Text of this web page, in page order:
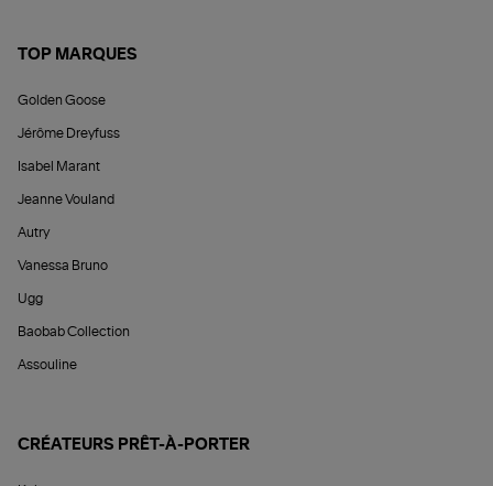
TOP MARQUES
Golden Goose
Jérôme Dreyfuss
Isabel Marant
Jeanne Vouland
Autry
Vanessa Bruno
Ugg
Baobab Collection
Assouline
CRÉATEURS PRÊT-À-PORTER